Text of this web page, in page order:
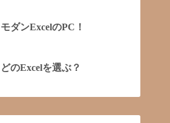
モダンExcelのPC！
どのExcelを選ぶ？